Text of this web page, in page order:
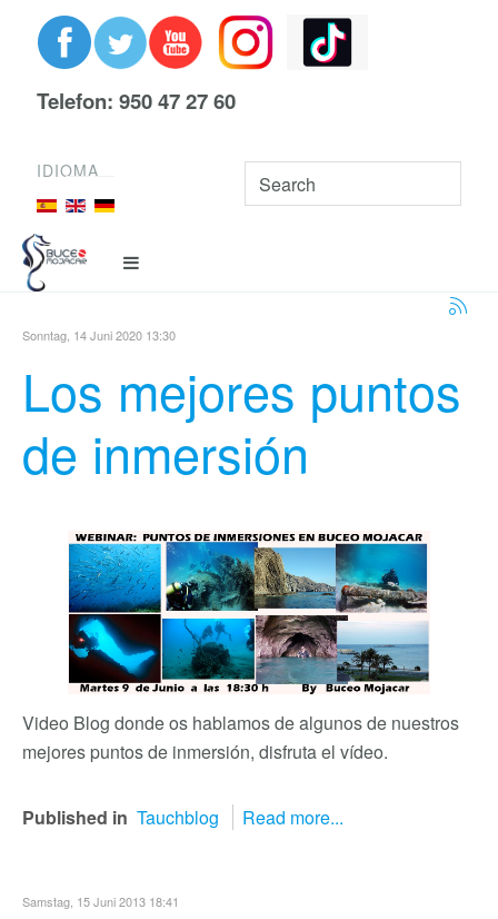
Telefon: 950 47 27 60
IDIOMA
Sonntag, 14 Juni 2020 13:30
Los mejores puntos
de inmersión
Video Blog donde os hablamos de algunos de nuestros
mejores puntos de inmersión, disfruta el vídeo.
Published in Tauchblog Read more...
Samstag, 15 Juni 2013 18:41